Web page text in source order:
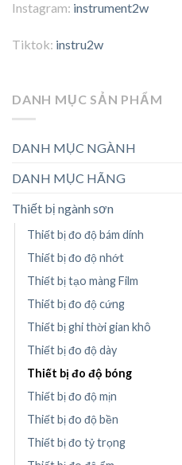
Instagram: instrument2w
Tiktok: instru2w
DANH MỤC SẢN PHẨM
DANH MỤC NGÀNH
DANH MỤC HÃNG
Thiết bị ngành sơn
Thiết bị đo độ bám dính
Thiết bị đo độ nhớt
Thiết bị tạo màng Film
Thiết bị đo độ cứng
Thiết bị ghi thời gian khô
Thiết bị đo độ dày
Thiết bị đo độ bóng
Thiết bị đo độ mịn
Thiết bị đo độ bền
Thiết bị đo tỷ trọng